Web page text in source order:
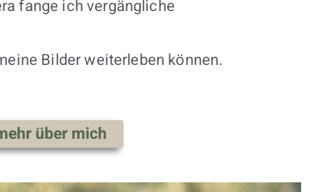
fange ich vergängliche
Bilder weiterleben können.
über mich